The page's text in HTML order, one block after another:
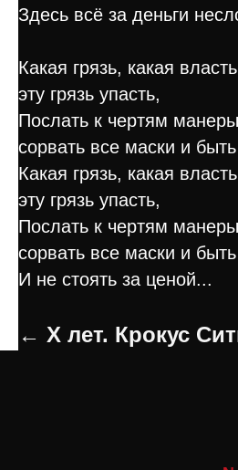
Здесь всё за деньги
Какая грязь, какая
эту грязь упасть,
Послать к чертям
сорвать все маски и
Какая грязь, какая
эту грязь упасть,
Послать к чертям
сорвать все маски и
И не стоять за ценой...
← Х лет. Крокус